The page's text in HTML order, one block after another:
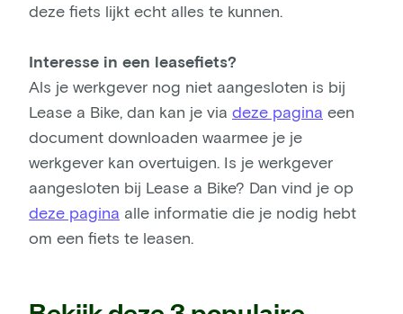
deze fiets lijkt echt alles te kunnen.
Interesse in een leasefiets?
Als je werkgever nog niet aangesloten is bij
Lease a Bike, dan kan je via deze pagina een
document downloaden waarmee je je
werkgever kan overtuigen. Is je werkgever
aangesloten bij Lease a Bike? Dan vind je op
deze pagina alle informatie die je nodig hebt
om een fiets te leasen.